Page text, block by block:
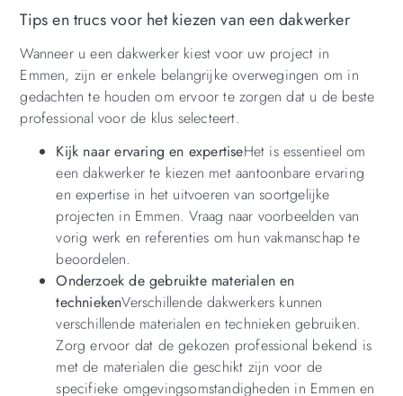
Tips en trucs voor het kiezen van een dakwerker
Wanneer u een dakwerker kiest voor uw project in
Emmen, zijn er enkele belangrijke overwegingen om in
gedachten te houden om ervoor te zorgen dat u de beste
professional voor de klus selecteert.
Kijk naar ervaring en expertiseHet is essentieel om
een dakwerker te kiezen met aantoonbare ervaring
en expertise in het uitvoeren van soortgelijke
projecten in Emmen. Vraag naar voorbeelden van
vorig werk en referenties om hun vakmanschap te
beoordelen.
Onderzoek de gebruikte materialen en
techniekenVerschillende dakwerkers kunnen
verschillende materialen en technieken gebruiken.
Zorg ervoor dat de gekozen professional bekend is
met de materialen die geschikt zijn voor de
specifieke omgevingsomstandigheden in Emmen en